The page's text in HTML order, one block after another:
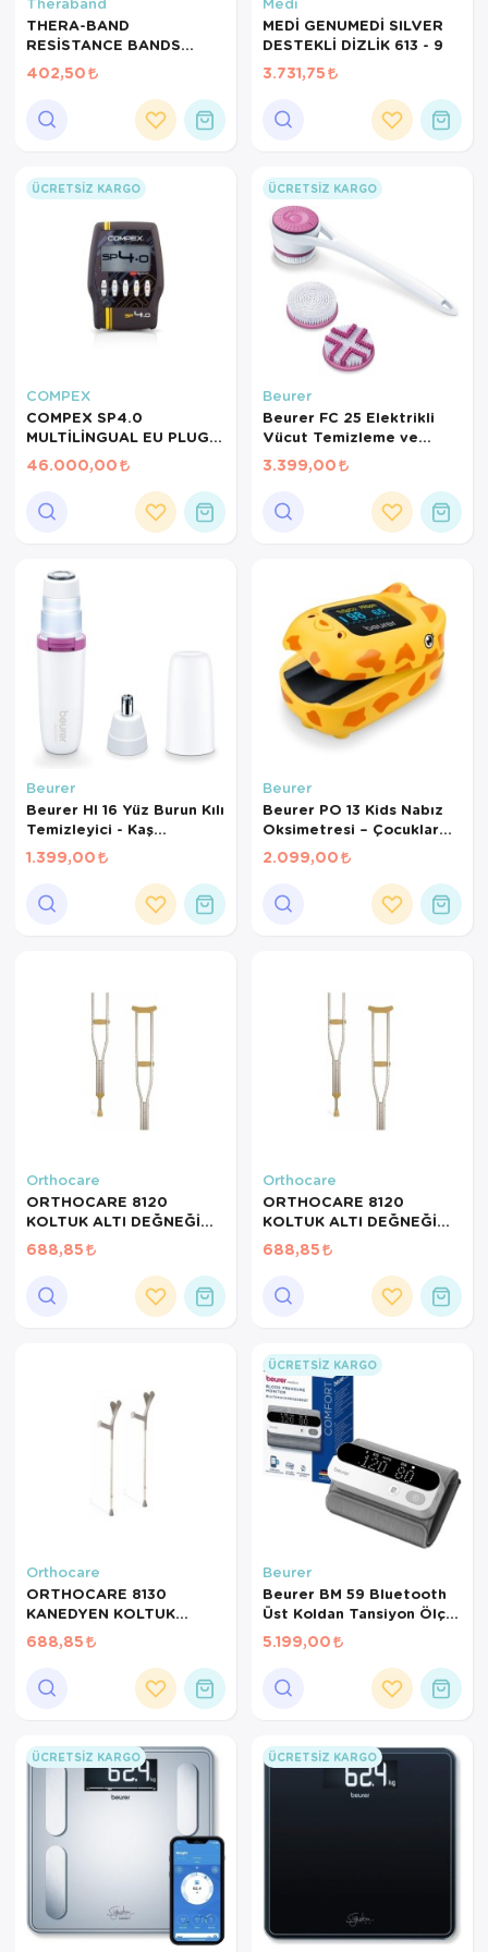
Tansiyon
Tansiyon
Tıbbi Cihazlar
Hasta Bakım Ürünleri
Hasta Bakım Ürünleri
Hava nemlendirici
Isıtıcı Battaniye
KIzilotesi isik
Kişisel Bakım ve Sağlık
Kişisel Bakım ve Sağlık
Ortopedi Ürünleri
Ortopedi Ürünleri
Ortopedi Ürünleri
Ortopedi Ürünleri
Ortopedi Ürünleri
Ortopedi Ürünleri
Ortopedi Ürünleri
Sarf Malzemeleri
Yara Bakım Ürünleri
THERA-BAND
RESİSTANCE BANDS
DISPENSER/DİRENÇ
BANDI LATEKS 1,5 MT-
402,50
MEDİ GENUMEDİ SILVER
DESTEKLİ DİZLİK 613 - 9
3.731,75
ÜCRETSIZ KARGO
COMPEX
COMPEX SP4.0
MULTİLİNGUAL EU PLUG
TENS CİHAZI
46.000,00
ÜCRETSIZ KARGO
Beurer
Beurer FC 25 Elektrikli
Vücut Temizleme ve
Masaj Fırçası – 2 Fırça
Başlığı, 2 Hız Kademesi,
IPX7 Su Geçirmez
3.399,00
Beurer
Beurer Hl 16 Yüz Burun Kılı
Temizleyici - Kaş
Şekillendirici
1.399,00
Beurer
Beurer PO 13 Kids Nabız
Oksimetresi – Çocuklar
İçin SpO2 & Nabız Ölçer
Parmak Tipi
2.099,00
Orthocare
ORTHOCARE 8120
KOLTUK ALTI DEĞNEĞİ
MEDİUM 1 ADET
688,85
Orthocare
ORTHOCARE 8120
KOLTUK ALTI DEĞNEĞİ
LARGE 1 ADET
688,85
Orthocare
ORTHOCARE 8130
KANEDYEN KOLTUK
DEĞNEĞİ 1 ADET
KATLANIR ÖZELLİKTE
688,85
ÜCRETSIZ KARGO
Beurer
Beurer BM 59 Bluetooth
Üst Koldan Tansiyon Ölçer
– Kablosuz Manşet, Şarj
Edilebilir, Aritmi Tespiti
5.199,00
ÜCRETSIZ KARGO ÜCRETSIZ KARGO